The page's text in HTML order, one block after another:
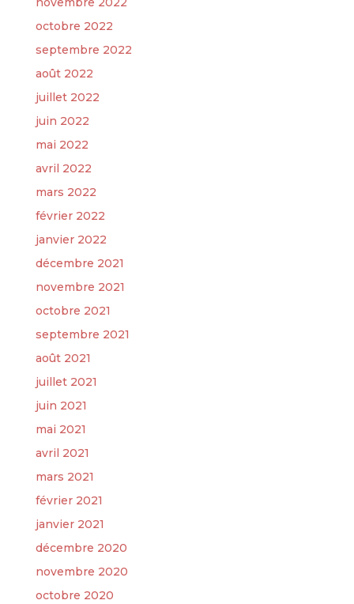
octobre 2022
septembre 2022
août 2022
juillet 2022
juin 2022
mai 2022
avril 2022
mars 2022
février 2022
janvier 2022
décembre 2021
novembre 2021
octobre 2021
septembre 2021
août 2021
juillet 2021
juin 2021
mai 2021
avril 2021
mars 2021
février 2021
janvier 2021
décembre 2020
novembre 2020
octobre 2020